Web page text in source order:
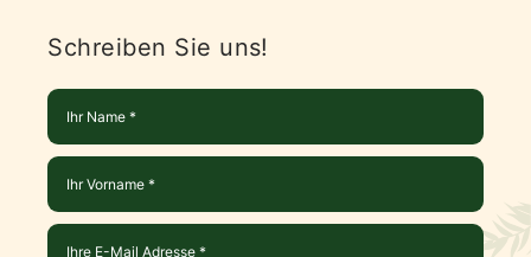
Schreiben Sie uns!